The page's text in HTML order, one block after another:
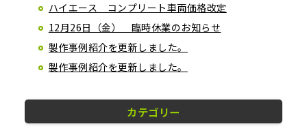
ハイエース コンプリート車両価格改定
12月26日（金） 臨時休業のお知らせ
製作事例紹介を更新しました。
製作事例紹介を更新しました。
カテゴリー